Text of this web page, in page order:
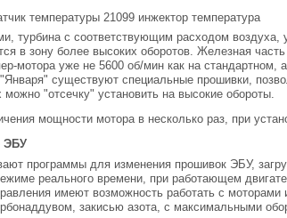
турбина с соответствующим расходом воздуха,
в зону более высоких оборотов. Железная
мотора уже не 5600 об/мин как на стандартном,
существуют специальные прошивки,
"отсечку" установить на высокие обороты.
мощности мотора в несколько раз, при
ЭБУ
программы для изменения прошивок ЭБУ,
реального времени, при работающем
имеют возможность работать с
закисью азота, с максимальными